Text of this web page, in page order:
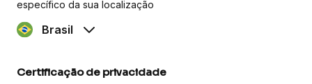
específico da sua localização
Brasil
Certificação de privacidade